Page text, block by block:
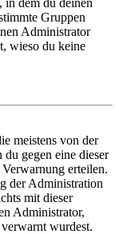
Gruppen
Administrator
wieso du keine
meistens von der
gegen eine dieser
erteilen.
der Administration
mit dieser
Administrator,
wurdest.